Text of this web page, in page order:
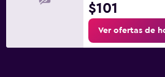
$101
Ver ofertas de